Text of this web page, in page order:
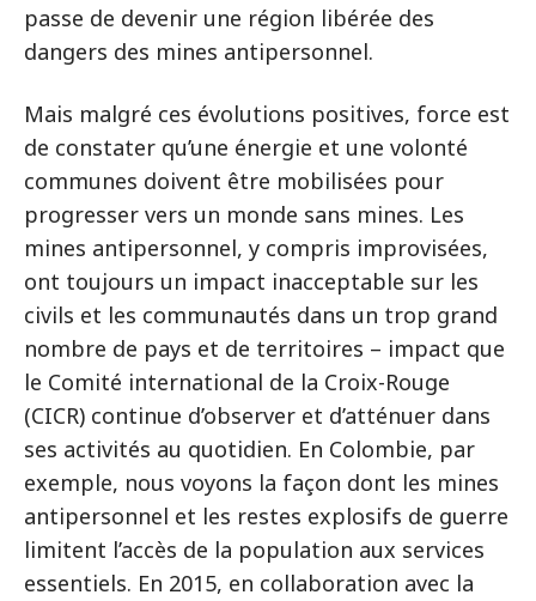
passe de devenir une région libérée des
dangers des mines antipersonnel.
Mais malgré ces évolutions positives, force est
de constater qu’une énergie et une volonté
communes doivent être mobilisées pour
progresser vers un monde sans mines. Les
mines antipersonnel, y compris improvisées,
ont toujours un impact inacceptable sur les
civils et les communautés dans un trop grand
nombre de pays et de territoires – impact que
le Comité international de la Croix-Rouge
(CICR) continue d’observer et d’atténuer dans
ses activités au quotidien. En Colombie, par
exemple, nous voyons la façon dont les mines
antipersonnel et les restes explosifs de guerre
limitent l’accès de la population aux services
essentiels. En 2015, en collaboration avec la